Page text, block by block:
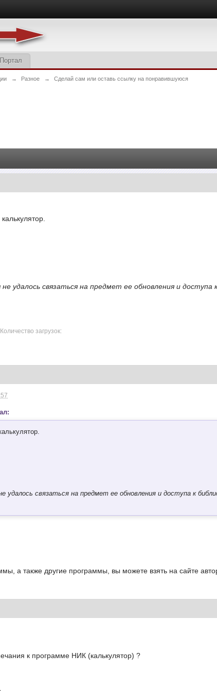
Портал
→ Разное → Сделай сам или оставь ссылку на понравившуюся
удалось связаться на предмет ее обновления и доступа
загрузок:
удалось связаться на предмет ее обновления и доступа к
а также другие программы, вы можете взять на сайте
к программе НИК (калькулятор) ?